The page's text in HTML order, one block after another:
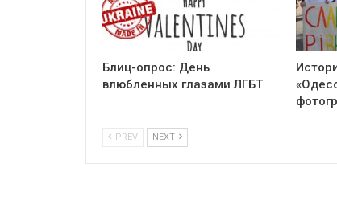
Блиц-опрос: День
влюбленных глазами ЛГБТ
PREV NEXT